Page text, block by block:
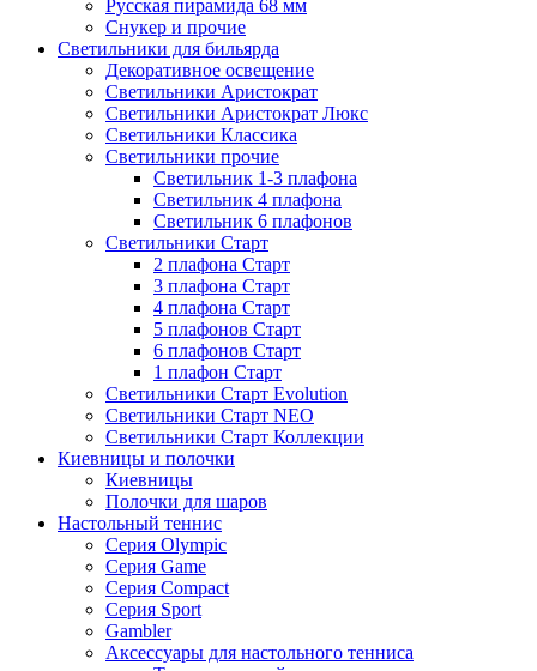
Русская пирамида 68 мм
Снукер и прочие
Светильники для бильярда
Декоративное освещение
Светильники Аристократ
Светильники Аристократ Люкс
Светильники Классика
Светильники прочие
Светильник 1-3 плафона
Светильник 4 плафона
Светильник 6 плафонов
Светильники Старт
2 плафона Старт
3 плафона Старт
4 плафона Старт
5 плафонов Старт
6 плафонов Старт
1 плафон Старт
Светильники Старт Evolution
Светильники Старт NEO
Светильники Старт Коллекции
Киевницы и полочки
Киевницы
Полочки для шаров
Настольный теннис
Серия Olympic
Серия Game
Серия Compact
Серия Sport
Gambler
Аксессуары для настольного тенниса